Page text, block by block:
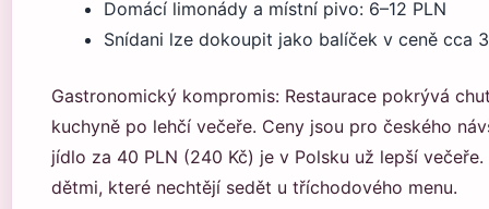
Domácí limonády a místní pivo: 6–12 PLN
Snídani lze dokoupit jako balíček v ceně cca
Gastronomický kompromis: Restaurace pokrývá
kuchyně po lehčí večeře. Ceny jsou pro českého
jídlo za 40 PLN (240 Kč) je v Polsku už lepší
dětmi, které nechtějí sedět u tříchodového menu.